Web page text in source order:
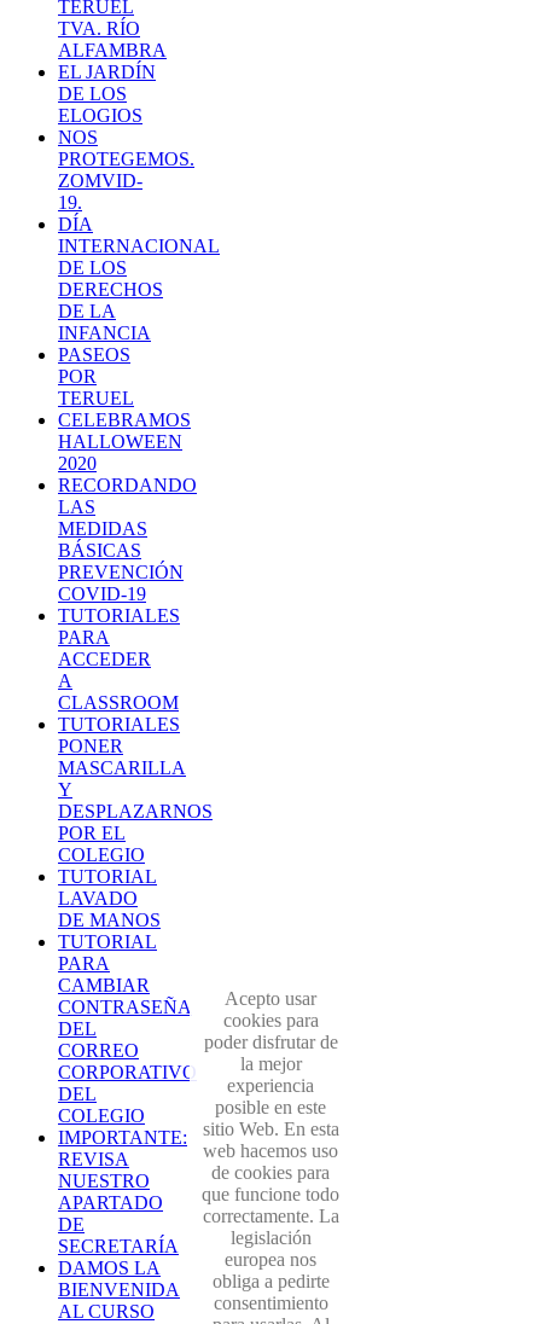
TERUEL
TVA. RÍO
ALFAMBRA
EL JARDÍN
DE LOS
ELOGIOS
NOS
PROTEGEMOS.
ZOMVID-
19.
DÍA
INTERNACIONAL
DE LOS
DERECHOS
DE LA
INFANCIA
PASEOS
POR
TERUEL
CELEBRAMOS
HALLOWEEN
2020
RECORDANDO
LAS
MEDIDAS
BÁSICAS
PREVENCIÓN
COVID-19
TUTORIALES
PARA
ACCEDER
A
CLASSROOM
TUTORIALES
PONER
MASCARILLA
Y
DESPLAZARNOS
POR EL
COLEGIO
TUTORIAL
LAVADO
DE MANOS
TUTORIAL
PARA
CAMBIAR
CONTRASEÑA
DEL
CORREO
CORPORATIVO
DEL
COLEGIO
IMPORTANTE:
REVISA
NUESTRO
APARTADO
DE
SECRETARÍA
DAMOS LA
BIENVENIDA
AL CURSO
Acepto usar
cookies para
poder disfrutar de
la mejor
experiencia
posible en este
sitio Web. En esta
web hacemos uso
de cookies para
que funcione todo
correctamente. La
legislación
europea nos
obliga a pedirte
consentimiento